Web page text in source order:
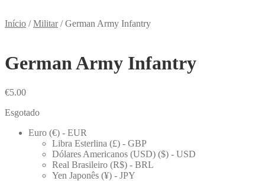
Início /Militar/German Army Infantry
German Army Infantry
€5.00
Esgotado
Euro (€) - EUR
Libra Esterlina (£) - GBP
Dólares Americanos (USD) ($) - USD
Real Brasileiro (R$) - BRL
Yen Japonês (¥) - JPY